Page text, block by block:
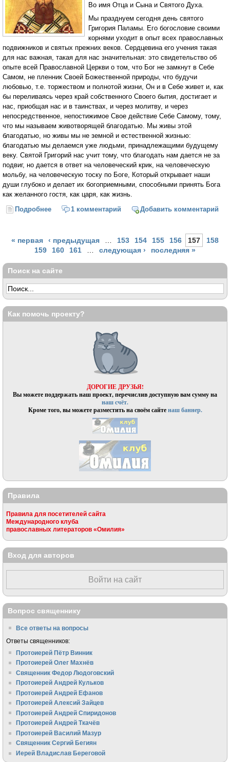
Во имя Отца и Сына и Святого Духа.
Мы празднуем сегодня день святого
Григория Паламы. Его богословие своими
корнями уходит в опыт всех православных
подвижников и святых прежних веков. Сердцевина его учения такая
для нас важная, такая для нас значительная: это свидетельство об
опыте всей Православной Церкви о том, что Бог не замкнут в Себе
Самом, не пленник Своей Божественной природы, что будучи
любовью, т.е. торжеством и полнотой жизни, Он и в Себе живет и, как
бы переливаясь через край собственного Своего бытия, достигает и
нас, приобщая нас и в таинствах, и через молитву, и через
непосредственное, непостижимое Свое действие Себе Самому, тому,
что мы называем животворящей благодатью. Мы живы этой
благодатью, но живы мы не земной и естественной жизнью:
благодатью мы делаемся уже людьми, принадлежащими будущему
веку. Святой Григорий нас учит тому, что благодать нам дается не за
подвиг, но дается в ответ на человеческий крик, на человеческую
мольбу, на человеческую тоску по Боге, Который открывает наши
души глубоко и делает их богоприемными, способными принять Бога
как желанного гостя, как царя, как жизнь.
Подробнее о Бог не замкнут в Себе Самом (Митрополит
1 комментарий Добавить комментарий
Страницы
« первая ‹ предыдущая 153 154 155 156 157
158
159
160 161 следующая › последняя »
Поиск на сайте
Как помочь проекту?
ДОРОГИЕ ДРУЗЬЯ!
Вы можете поддержать наш проект, перечислив доступную вам сумму на
наш счёт.
Кроме того, вы можете разместить на своём сайтенаш баннер.
Правила
Правила для посетителей сайта
Международного клуба
православных литераторов «Омилия»
Вход для авторов
Войти на сайт
Вопрос священнику
Все ответы на вопросы
Ответы священников:
Протоиерей Пётр Винник
Протоиерей Олег Махнёв
Священник Федор Людоговский
Протоиерей Андрей Кульков
Протоиерей Андрей Ефанов
Протоиерей Алексий Зайцев
Протоиерей Андрей Спиридонов
Протоиерей Андрей Ткачёв
Протоиерей Василий Мазур
Священник Сергий Бегиян
Иерей Владислав Береговой